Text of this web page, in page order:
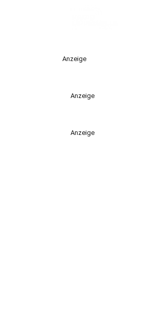
Anzeige
Anzeige
Anzeige